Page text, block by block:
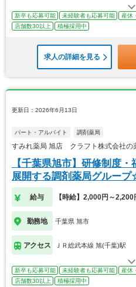
新卒も応募可能 未経験者も応募可能 産休
店舗数30以上
積極採用中
求人の詳細を見る
更新日：2026年6月13日
パート・アルバイト 調剤薬局
すみれ薬局 旭店 クラフト株式会社の
【千葉県旭市】研修制度
展開する調剤薬局グルー
給与 【時給】2,000円～2,200
勤務地 千葉県 旭市
アクセス ＪＲ総武本線 旭(千葉)駅
新卒も応募可能 未経験者も応募可能 産休
店舗数30以上
積極採用中